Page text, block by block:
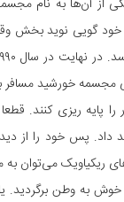
از آن‌ها به نام
گویی نوید بخش
خورشید مسافر بر
را پایه ریزی
داد. پس خود را از
ریکیاویک می‌توان به
به وطن برگردید.